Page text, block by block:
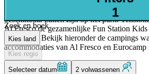
een gezamenlijke receptie, waardoor er
beschikbaar zullen zijn op het park.
Al Fresco de gezamenlijke Fun Station
aanbieden. Bekijk hieronder de campings
accommodaties van Al Fresco en
1
Zoek en boek
Kies land
Kies regio
Selecteer datum 2 volwassenen